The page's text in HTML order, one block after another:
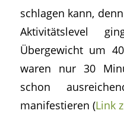
schlagen kann,
Aktivitätslevel
Übergewicht um
waren nur 30
schon
manifestieren (Link